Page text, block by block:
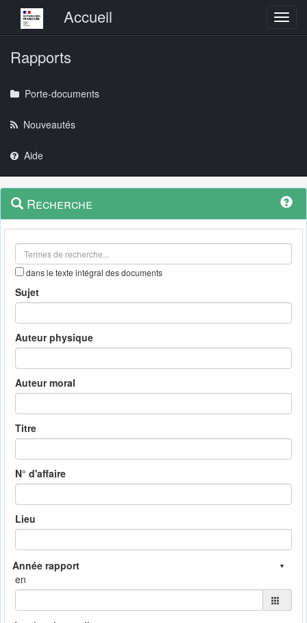
Menu principalAccueil
Rapports
Porte-documents
Nouveautés
Aide
Navigation
outils
Menu
contextuel
Recherche
dans le texte intégral des documents
Sujet
Auteur physique
Auteur moral
Titre
N° d'affaire
Lieu
en